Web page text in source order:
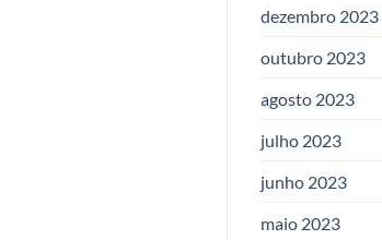
dezembro 2023
outubro 2023
agosto 2023
julho 2023
junho 2023
maio 2023